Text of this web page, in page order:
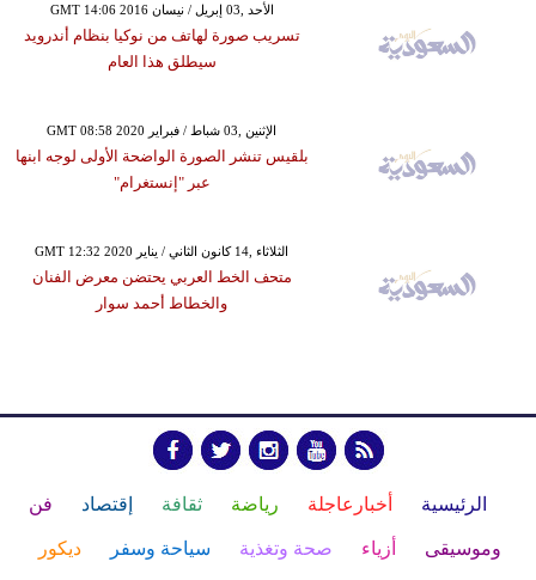
GMT 14:06 2016 الأحد ,03 إبريل / نيسان
تسريب صورة لهاتف من نوكيا بنظام أندرويد
سيطلق هذا العام
GMT 08:58 2020 الإثنين ,03 شباط / فبراير
بلقيس تنشر الصورة الواضحة الأولى لوجه ابنها
عبر "إنستغرام"
GMT 12:32 2020 الثلاثاء ,14 كانون الثاني / يناير
متحف الخط العربي يحتضن معرض الفنان
والخطاط أحمد سوار
الرئيسية أخبارعاجلة رياضة ثقافة إقتصاد فن
وموسيقى أزياء صحة وتغذية سياحة وسفر ديكور